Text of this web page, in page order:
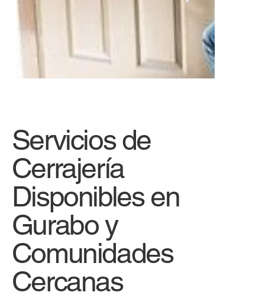
Servicios de
Cerrajería
Disponibles en
Gurabo y
Comunidades
Cercanas